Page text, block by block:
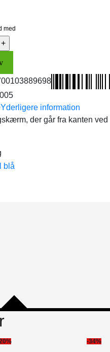
Yderligere information
der går fra kanten
blå
-34%